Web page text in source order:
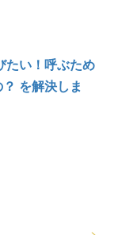
たい！呼ぶため
を解決しま